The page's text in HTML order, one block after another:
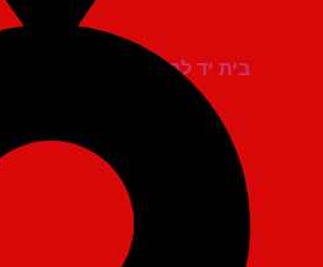
בית יד לבנים אשדוד